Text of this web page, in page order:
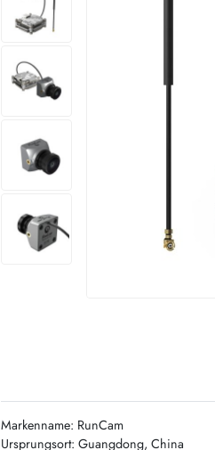
Markenname: RunCam
Ursprungsort: Guangdong, China